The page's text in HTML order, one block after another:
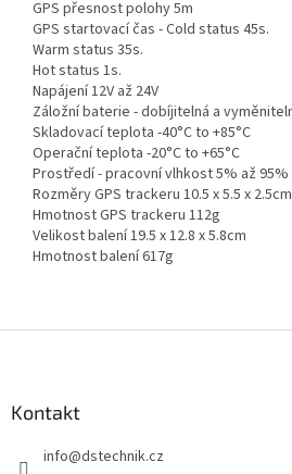
GPS přesnost polohy 5m
GPS startovací čas - Cold status 45s.
Warm status 35s.
Hot status 1s.
Napájení 12V až 24V
Záložní baterie - dobíjitelná a
Skladovací teplota -40°C to +85°C
Operační teplota -20°C to +65°C
Prostředí - pracovní vlhkost 5% až 95%
Rozměry GPS trackeru 10.5 x 5.5 x 2.5cm
Hmotnost GPS trackeru 112g
Velikost balení 19.5 x 12.8 x 5.8cm
Hmotnost balení 617g
Kontakt
info@dstechnik.cz